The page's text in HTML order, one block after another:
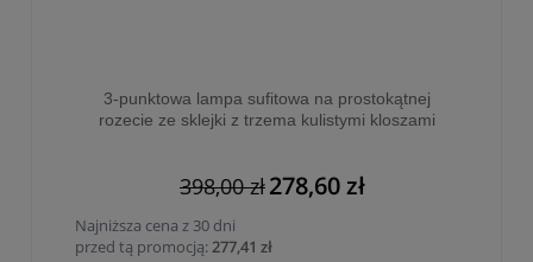
3-punktowa lampa sufitowa na prostokątnej
rozecie ze sklejki z trzema kulistymi kloszami
398,00 zł278,60 zł
Najniższa cena z 30 dni
przed tą promocją:277,41 zł